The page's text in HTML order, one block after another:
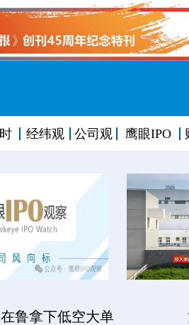
经纬观 公司观 鹰眼IPO
鲁拿下低空大单